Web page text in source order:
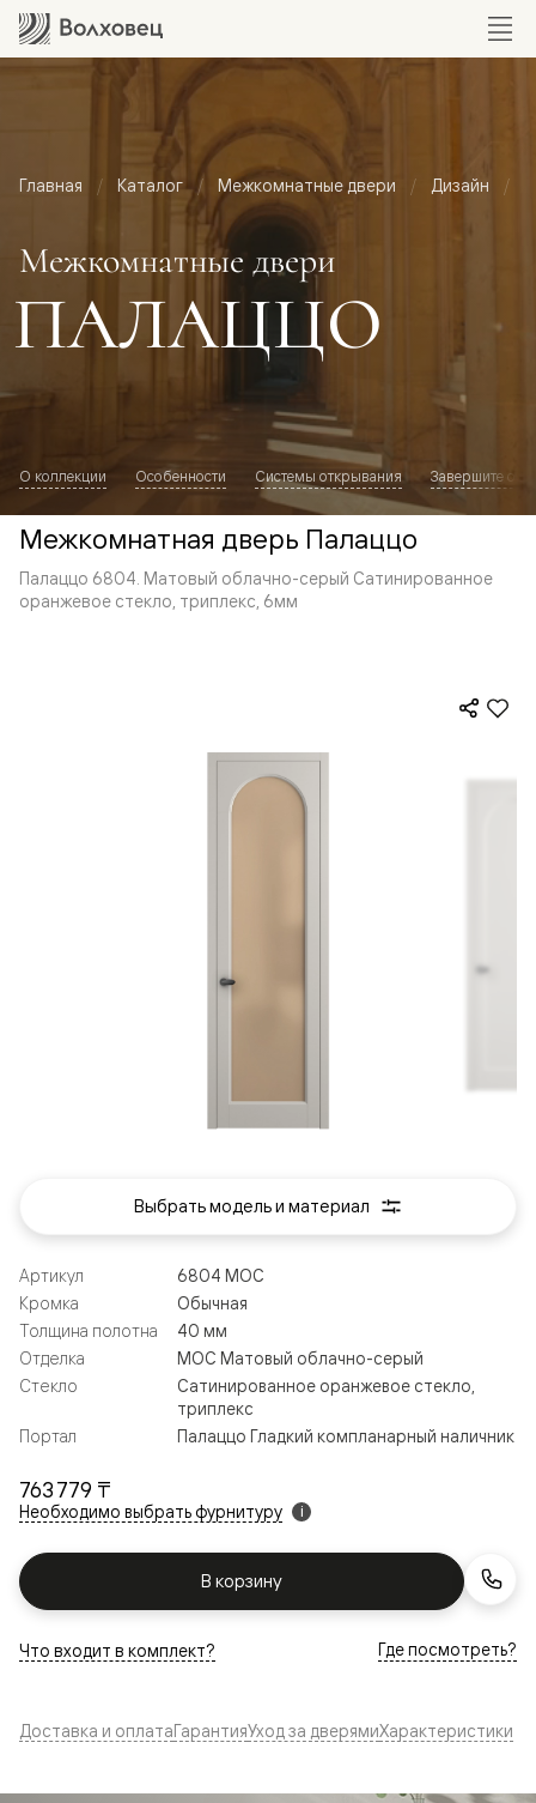
Главная Каталог Межкомнатные двери Дизайн
Межкомнатные двери
ПАЛАЦЦО
О коллекции Особенности Системы открывания Завершите
Межкомнатная дверь Палаццо
Палаццо 6804. Матовый облачно-серый Сатинированное
оранжевое стекло, триплекс, 6мм
763 779 ₸
Необходимо выбрать фурнитуру i
В корзину
Артикул
6804 МОС
Кромка
Обычная
Толщина полотна
40 мм
Отделка
МОС Матовый облачно-серый
Стекло
Сатинированное оранжевое стекло,
триплекс
Портал
Палаццо Гладкий компланарный наличник
Что входит в комплект? Где посмотреть?
Выбрать модель и материал
Доставка и оплатаГарантияУход за дверямиХарактеристики